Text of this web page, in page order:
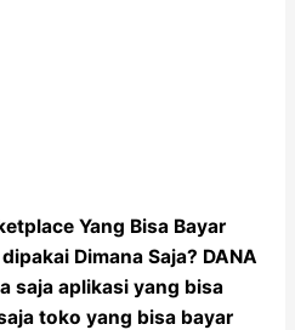
Yang Bisa Bayar
Dimana Saja? DANA
saja aplikasi yang bisa
toko yang bisa bayar